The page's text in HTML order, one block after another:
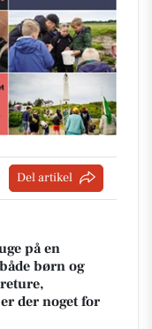
Del artikel
på en
børn og
der noget for